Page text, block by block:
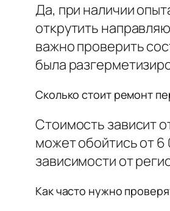
Да, при наличии
открутить
важно проверить
была
Сколько стоит ремонт
Стоимость зависит
может обойтись от 6
зависимости от
Как часто нужно